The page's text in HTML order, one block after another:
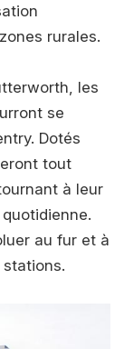
rurales.
les
se
Dotés
tout
à leur
au fur et à